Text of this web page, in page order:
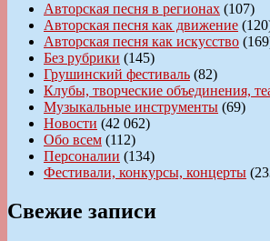
Авторская песня в регионах (107)
Авторская песня как движение
Авторская песня как искусство
Без рубрики (145)
Грушинский фестиваль (82)
Клубы, творческие объединения,
Музыкальные инструменты (69)
Новости (42 062)
Обо всем (112)
Персоналии (134)
Фестивали, конкурсы, концерты
Свежие записи